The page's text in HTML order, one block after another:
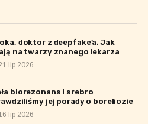
doktor z deepfake’a. Jak
na twarzy znanego lekarza
lip 2026
biorezonans i srebro
jej porady o boreliozie
lip 2026